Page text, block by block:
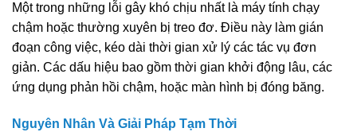
Một trong những lỗi gây khó chịu nhất là máy tính chạy
chậm hoặc thường xuyên bị treo đơ. Điều này làm gián
đoạn công việc, kéo dài thời gian xử lý các tác vụ đơn
giản. Các dấu hiệu bao gồm thời gian khởi động lâu, các
ứng dụng phản hồi chậm, hoặc màn hình bị đóng băng.
Nguyên Nhân Và Giải Pháp Tạm Thời